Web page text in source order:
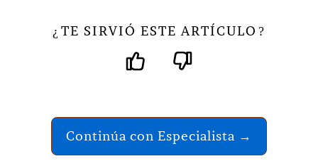
¿ TE SIRVIÓ ESTE ARTÍCULO ?
Continúa con Especialista →